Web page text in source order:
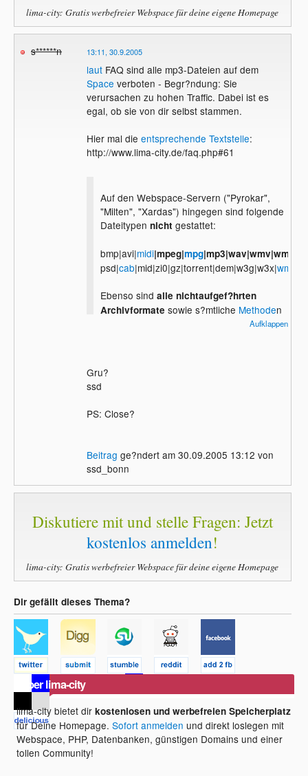
lima-city: Gratis werbefreier Webspace für deine eigene Homepage
s******n 13:11, 30.9.2005
lautFAQ sind alle mp3-Dateien auf dem
Space verboten - Begr?ndung: Sie
verursachen zu hohen Traffic. Dabei ist es
egal, ob sie von dir selbst stammen.
Hier mal die entsprechende Textstelle:
http://www.lima-city.de/faq.php#61
Auf den Webspace-Servern ("Pyrokar",
"Milten", "Xardas") hingegen sind folgende
Dateitypen nicht gestattet:
bmp|avi|midi|mpeg|mpg
psd|cab|mid|zi0|gz|torrent|dem|w3g|w3x|wmf
Ebenso sind alle nichtaufgef?hrten
Archivformate sowie s?mtliche Methoden
um Dateien zu tarnen, verschl?sseln o.?.
Des weiteren sind alle multimedialen
Dateitypen (Dateien welche
Ausnahmen sind nat?rlich *.png, *.gif und
Aufklappen
Gru?
ssd
PS: Close?
Beitrag ge?ndert am 30.09.2005 13:12 von
ssd_bonn
Diskutiere mit und stelle Fragen: Jetzt
kostenlos anmelden!
lima-city: Gratis werbefreier Webspace für deine eigene Homepage
Dir gefällt dieses Thema?
Über lima-city
lima-city bietet dirkostenlosen und werbefreien Speicherplatz
für Deine Homepage.Sofort anmelden und direkt loslegen mit
Webspace, PHP, Datenbanken, günstigen Domains und einer
tollen Community!